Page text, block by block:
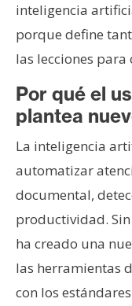
inteligencia
porque define
las lecciones
Por qué el
plantea
La inteligencia
automatizar
documental,
productividad.
ha creado una
las herramientas
con los